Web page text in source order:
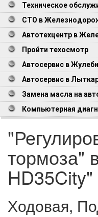
Техническое
СТО в
Автотехцентр в
Пройти техосмотр
Автосервис в
Автосервис в
Замена масла на
Компьютерная
тормоза"
HD35City"
Ходовая,